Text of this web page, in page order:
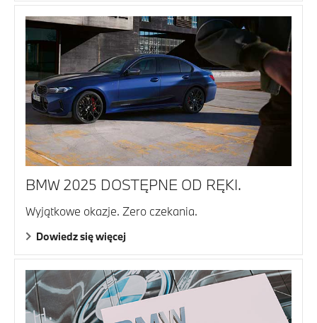
BMW 2025 DOSTĘPNE OD RĘKI.
Wyjątkowe okazje. Zero czekania.
Dowiedz się więcej